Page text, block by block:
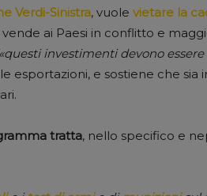
Verdi-Sinistra, vuole vietare la
ai Paesi in conflitto e
investimenti devono
esportazioni, e sostiene che sia
tratta, nello specifico e